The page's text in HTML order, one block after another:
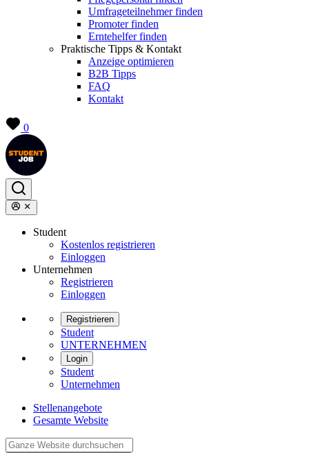
Umfrageteilnehmer finden
Promoter finden
Erntehelfer finden
Praktische Tipps & Kontakt
Anzeige optimieren
B2B Tipps
FAQ
Kontakt
0
Student
Kostenlos registrieren
Einloggen
Unternehmen
Registrieren
Einloggen
Registrieren
Student
UNTERNEHMEN
Login
Student
Unternehmen
Stellenangebote
Gesamte Website